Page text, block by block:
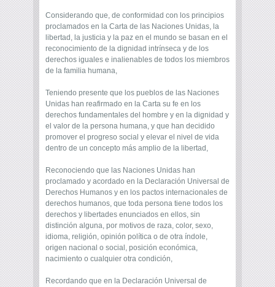
Considerando que, de conformidad con los principios
proclamados en la Carta de las Naciones Unidas, la
libertad, la justicia y la paz en el mundo se basan en el
reconocimiento de la dignidad intrínseca y de los
derechos iguales e inalienables de todos los miembros
de la familia humana,
Teniendo presente que los pueblos de las Naciones
Unidas han reafirmado en la Carta su fe en los
derechos fundamentales del hombre y en la dignidad y
el valor de la persona humana, y que han decidido
promover el progreso social y elevar el nivel de vida
dentro de un concepto más amplio de la libertad,
Reconociendo que las Naciones Unidas han
proclamado y acordado en la Declaración Universal de
Derechos Humanos y en los pactos internacionales de
derechos humanos, que toda persona tiene todos los
derechos y libertades enunciados en ellos, sin
distinción alguna, por motivos de raza, color, sexo,
idioma, religión, opinión política o de otra índole,
origen nacional o social, posición económica,
nacimiento o cualquier otra condición,
Recordando que en la Declaración Universal de